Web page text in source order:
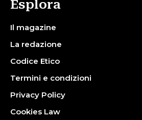
Esplora
Il magazine
La redazione
Codice Etico
Termini e condizioni
Privacy Policy
Cookies Law